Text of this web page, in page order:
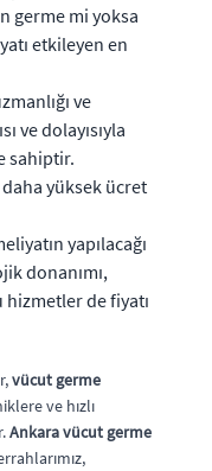
germe mi yoksa
etkileyen en
ve
ve dolayısıyla
sahiptir.
yüksek ücret
yapılacağı
donanımı,
de fiyatı
vücut germe
ve hızlı
Ankara vücut germe